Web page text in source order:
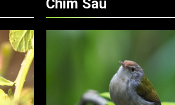
Chim Sâu